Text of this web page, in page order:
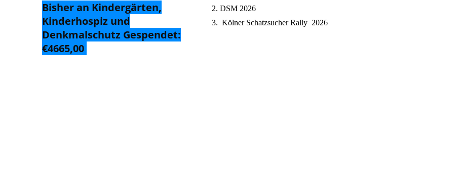
Bisher an Kindergärten,
Kinderhospiz und
Denkmalschutz Gespendet:
€4665,00
DSM 2026
Kölner Schatzsucher Rally 2026